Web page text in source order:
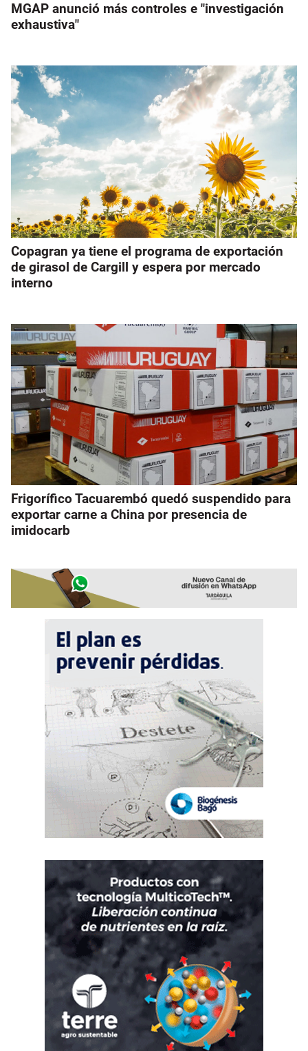
MGAP anunció más controles e "investigación
exhaustiva"
Copagran ya tiene el programa de exportación
de girasol de Cargill y espera por mercado
interno
Frigorífico Tacuarembó quedó suspendido para
exportar carne a China por presencia de
imidocarb